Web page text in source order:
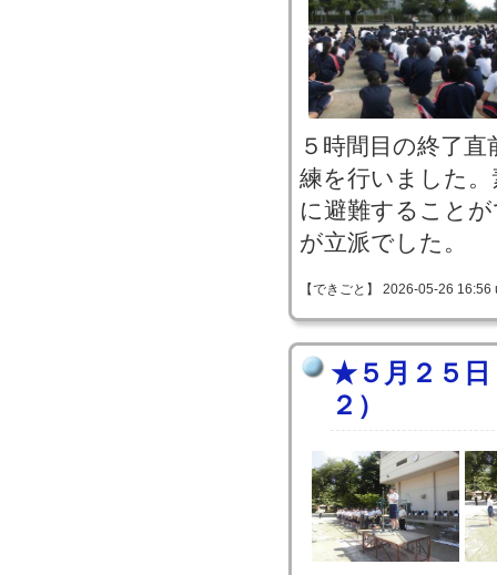
５時間目の終了
練を行いました
に避難すること
が立派でした。
【できごと】 2026-05-26
★５月２５日
２）